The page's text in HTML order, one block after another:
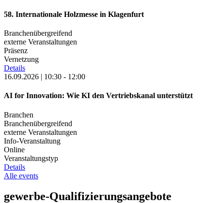
58. Internationale Holzmesse in Klagenfurt
Branchenübergreifend
externe Veranstaltungen
Präsenz
Vernetzung
Details
16.09.2026 | 10:30 - 12:00
AI for Innovation: Wie KI den Vertriebskanal unterstützt
Branchen
Branchenübergreifend
externe Veranstaltungen
Info-Veranstaltung
Online
Veranstaltungstyp
Details
Alle events
gewerbe-Qualifizierungsangebote